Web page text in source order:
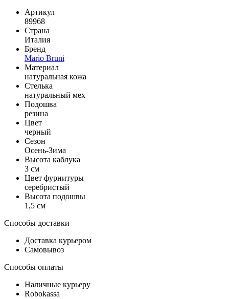
Артикул
89968
Страна
Италия
Бренд
Mario Bruni
Материал
натуральная кожа
Стелька
натуральный мех
Подошва
резина
Цвет
черный
Сезон
Осень-Зима
Высота каблука
3 см
Цвет фурнитуры
серебристый
Высота подошвы
1,5 см
Способы доставки
Доставка курьером
Самовывоз
Способы оплаты
Наличные курьеру
Robokassa